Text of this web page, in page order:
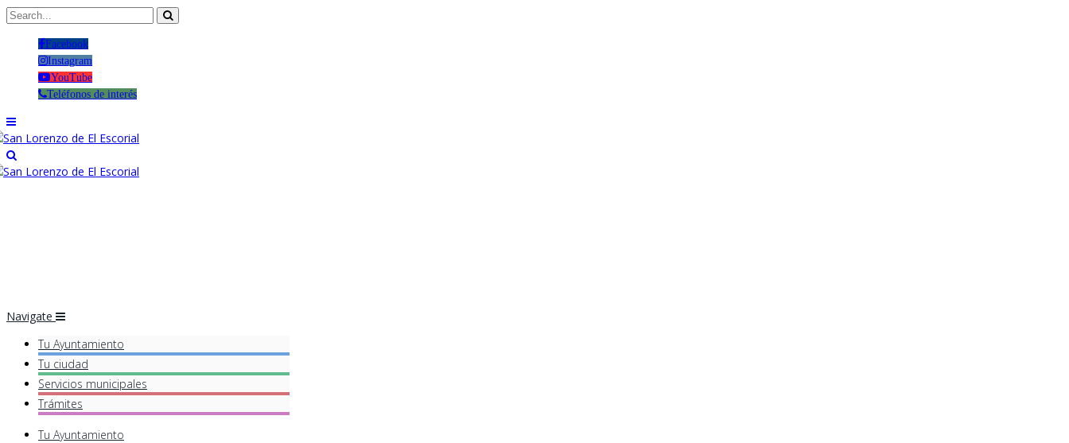
Facebook
Instagram
YouTube
Teléfonos de interés
Navigate
Tu Ayuntamiento
Tu ciudad
Servicios municipales
Trámites
Tu Ayuntamiento